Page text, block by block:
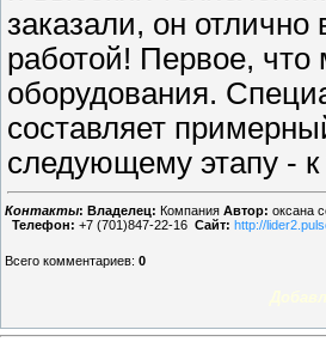
заказали, он
работой! Первое,
оборудования.
составляет
следующему этапу - к
Контакты: Владелец: Компания Автор: оксана
Телефон: +7 (701)847-22-16 Сайт: http://
Всего комментариев: 0